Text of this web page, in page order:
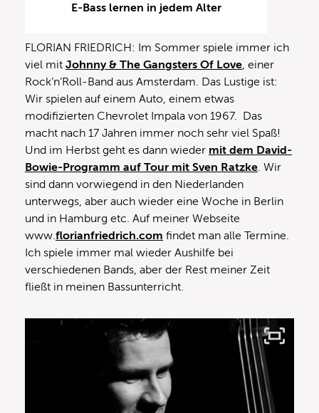
E-Bass lernen in jedem Alter
FLORIAN FRIEDRICH: Im Sommer spiele immer ich
viel mit Johnny & The Gangsters Of Love, einer
Rock’n’Roll-Band aus Amsterdam. Das Lustige ist:
Wir spielen auf einem Auto, einem etwas
modifizierten Chevrolet Impala von 1967. Das
macht nach 17 Jahren immer noch sehr viel Spaß!
Und im Herbst geht es dann wieder mit dem David-
Bowie-Programm auf Tour mit Sven Ratzke. Wir
sind dann vorwiegend in den Niederlanden
unterwegs, aber auch wieder eine Woche in Berlin
und in Hamburg etc. Auf meiner Webseite
www.florianfriedrich.com findet man alle Termine.
Ich spiele immer mal wieder Aushilfe bei
verschiedenen Bands, aber der Rest meiner Zeit
fließt in meinen Bassunterricht.